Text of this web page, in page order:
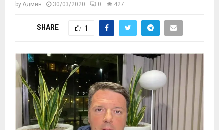
by Админ 30/03/2020 0 427
SHARE 1